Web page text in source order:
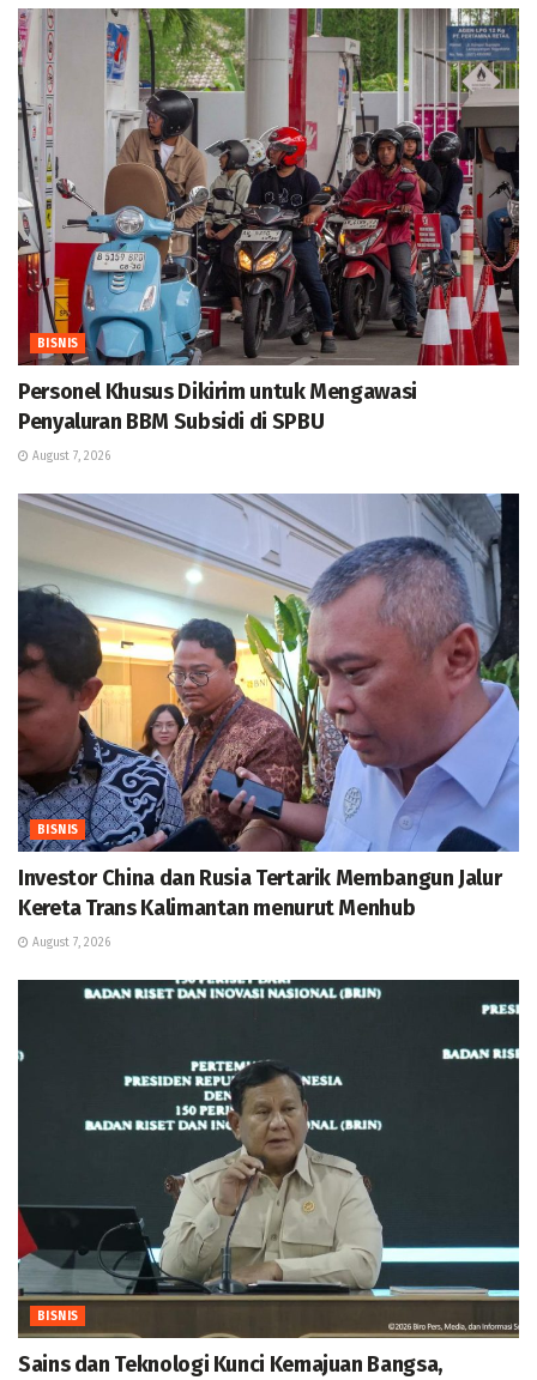
BISNIS
Personel Khusus Dikirim untuk Mengawasi
Penyaluran BBM Subsidi di SPBU
August 7, 2026
BISNIS
Investor China dan Rusia Tertarik Membangun Jalur
Kereta Trans Kalimantan menurut Menhub
August 7, 2026
BISNIS
Sains dan Teknologi Kunci Kemajuan Bangsa,